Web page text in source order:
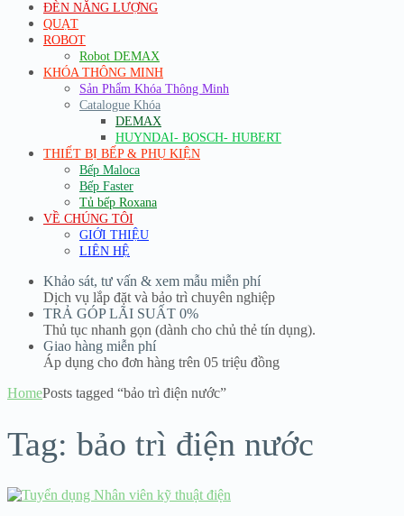
ĐÈN NĂNG LƯỢNG
QUẠT
ROBOT
Robot DEMAX
KHÓA THÔNG MINH
Sản Phẩm Khóa Thông Minh
Catalogue Khóa
DEMAX
HUYNDAI- BOSCH- HUBERT
THIẾT BỊ BẾP & PHỤ KIỆN
Bếp Maloca
Bếp Faster
Tủ bếp Roxana
VỀ CHÚNG TÔI
GIỚI THIỆU
LIÊN HỆ
Khảo sát, tư vấn & xem mẫu miễn phí
Dịch vụ lắp đặt và bảo trì chuyên nghiệp
TRẢ GÓP LÃI SUẤT 0%
Thủ tục nhanh gọn (dành cho chủ thẻ tín dụng).
Giao hàng miễn phí
Áp dụng cho đơn hàng trên 05 triệu đồng
HomePosts tagged “bảo trì điện nước”
Tag: bảo trì điện nước